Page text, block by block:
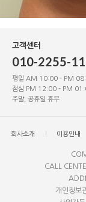
고객센터
010-2255-
평일 AM 10:00 - PM
점심 PM 12:00 - PM
주말, 공휴일 휴무
회사소개 이용안내
CALL
개인정보